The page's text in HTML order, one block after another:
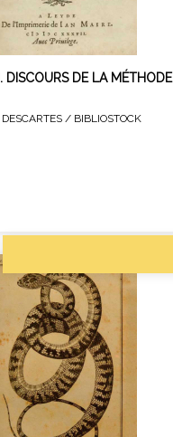
DISCOURS DE LA MÉTHODE
DESCARTES / BIBLIOSTOCK